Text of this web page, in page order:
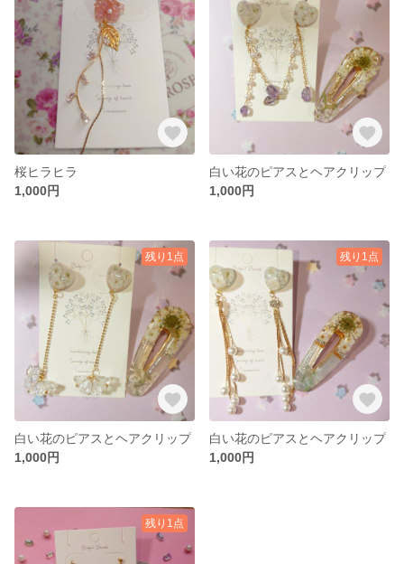
桜ヒラヒラ
1,000円
白い花のピアスとヘアクリップ
1,000円
残り1点
白い花のピアスとヘアクリップ
1,000円
残り1点
白い花のピアスとヘアクリップ
1,000円
残り1点